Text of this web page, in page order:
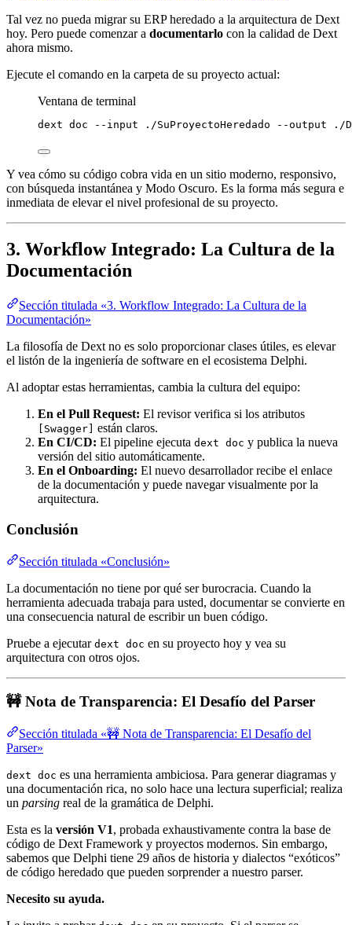
Tal vez no pueda migrar su ERP heredado a la arquitectura de Dext
hoy. Pero puede comenzar a documentarlo con la calidad de Dext
ahora mismo.
Ejecute el comando en la carpeta de su proyecto actual:
Ventana de terminal
dext doc --input ./SuProyectoHeredado --output ./
Y vea cómo su código cobra vida en un sitio moderno, responsivo,
con búsqueda instantánea y Modo Oscuro. Es la forma más segura e
inmediata de elevar el nivel profesional de su proyecto.
3. Workflow Integrado: La Cultura de la
Documentación
Sección titulada «3. Workflow Integrado: La Cultura de la
Documentación»
La filosofía de Dext no es solo proporcionar clases útiles, es elevar
el listón de la ingeniería de software en el ecosistema Delphi.
Al adoptar estas herramientas, cambia la cultura del equipo:
En el Pull Request: El revisor verifica si los atributos
[Swagger]
están claros.
En CI/CD: El pipeline ejecuta dext doc y publica la nueva
versión del sitio automáticamente.
En el Onboarding: El nuevo desarrollador recibe el enlace
de la documentación y puede navegar visualmente por la
arquitectura.
Conclusión
Sección titulada «Conclusión»
La documentación no tiene por qué ser burocracia. Cuando la
herramienta adecuada trabaja para usted, documentar se convierte en
una consecuencia natural de escribir un buen código.
Pruebe a ejecutar dext doc en su proyecto hoy y vea su
arquitectura con otros ojos.
🚧 Nota de Transparencia: El Desafío del Parser
Sección titulada «🚧 Nota de Transparencia: El Desafío del
Parser»
dext doc es una herramienta ambiciosa. Para generar diagramas y
una documentación rica, no solo hace una lectura superficial; realiza
un parsing real de la gramática de Delphi.
Esta es la versión V1, probada exhaustivamente contra la base de
código de Dext Framework y proyectos modernos. Sin embargo,
sabemos que Delphi tiene 29 años de historia y dialectos “exóticos”
de código heredado que pueden sorprender a nuestro parser.
Necesito su ayuda.